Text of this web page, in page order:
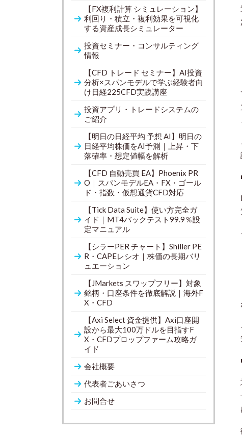
【FX複利計算 シミュレーション】
利回り・積立・複利効果を可視化
する資産成長シミュレーター
投資セミナー・コンサルティング
情報
【CFD トレード セミナー】AI投資
分析×スパンモデルで学ぶ経験者向
け日経225CFD実践講座
投資アプリ・トレードシステムの
ご紹介
【明日の日経平均 予想 AI】明日の
日経平均株価をAI予測｜上昇・下
落確率・想定値幅を解析
【CFD 自動売買 EA】Phoenix PR
O｜スパンモデルEA・FX・ゴール
ド・指数・仮想通貨CFD対応
【Tick Data Suite】使い方完全ガ
イド｜MT4バックテスト99.9％設
定マニュアル
【シラーPER チャート】Shiller PE
R・CAPEレシオ｜株価の長期バリ
ュエーション
【JMarkets スワップフリー】対象
銘柄・口座条件を徹底解説｜海外F
X・CFD
【Axi Select 資金提供】Axi口座開
設から最大100万ドルを目指すF
X・CFDプロップファーム攻略ガ
イド
会社概要
代表者ごあいさつ
お問合せ